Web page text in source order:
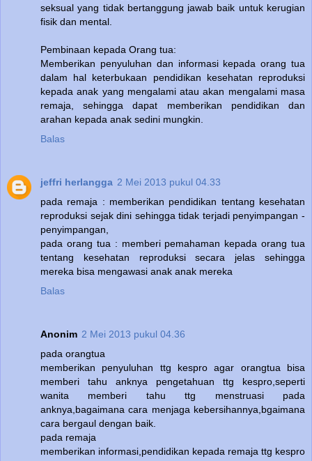
seksual yang tidak bertanggung jawab baik untuk kerugian
fisik dan mental.
Pembinaan kepada Orang tua:
Memberikan penyuluhan dan informasi kepada orang tua
dalam hal keterbukaan pendidikan kesehatan reproduksi
kepada anak yang mengalami atau akan mengalami masa
remaja, sehingga dapat memberikan pendidikan dan
arahan kepada anak sedini mungkin.
Balas
jeffri herlangga 2 Mei 2013 pukul 04.33
pada remaja : memberikan pendidikan tentang kesehatan
reproduksi sejak dini sehingga tidak terjadi penyimpangan -
penyimpangan,
pada orang tua : memberi pemahaman kepada orang tua
tentang kesehatan reproduksi secara jelas sehingga
mereka bisa mengawasi anak anak mereka
Balas
Anonim 2 Mei 2013 pukul 04.36
pada orangtua
memberikan penyuluhan ttg kespro agar orangtua bisa
memberi tahu anknya pengetahuan ttg kespro,seperti
wanita memberi tahu ttg menstruasi pada
anknya,bagaimana cara menjaga kebersihannya,bgaimana
cara bergaul dengan baik.
pada remaja
memberikan informasi,pendidikan kepada remaja ttg kespro